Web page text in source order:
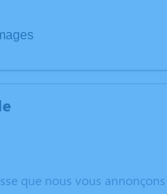
que nous vous